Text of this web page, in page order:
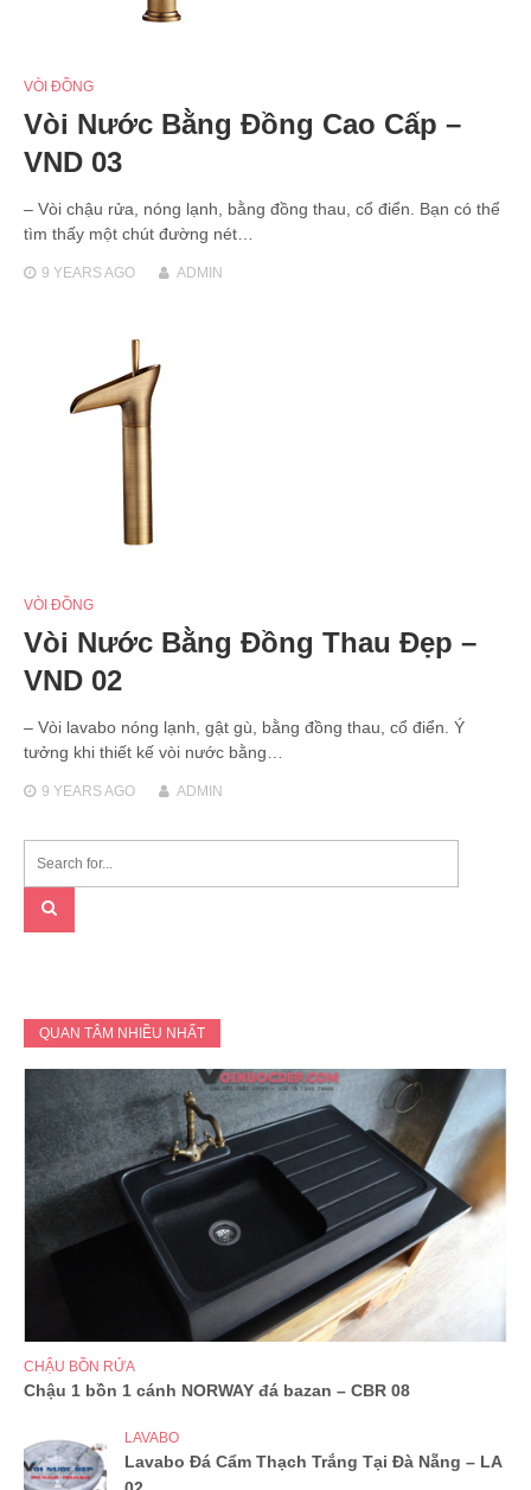
VÒI ĐỒNG
Vòi Nước Bằng Đồng Cao Cấp –
VND 03
– Vòi chậu rửa, nóng lạnh, bằng đồng thau, cổ điển. Bạn có thể
tìm thấy một chút đường nét…
9 YEARSAGO ADMIN
VÒI ĐỒNG
Vòi Nước Bằng Đồng Thau Đẹp –
VND 02
– Vòi lavabo nóng lạnh, gật gù, bằng đồng thau, cổ điển. Ý
tưởng khi thiết kế vòi nước bằng…
9 YEARSAGO ADMIN
QUAN TÂM NHIỀU NHẤT
CHẬU BỒN RỬA
Chậu 1 bồn 1 cánh NORWAY đá bazan – CBR 08
LAVABO
Lavabo Đá Cẩm Thạch Trắng Tại Đà Nẵng – LA